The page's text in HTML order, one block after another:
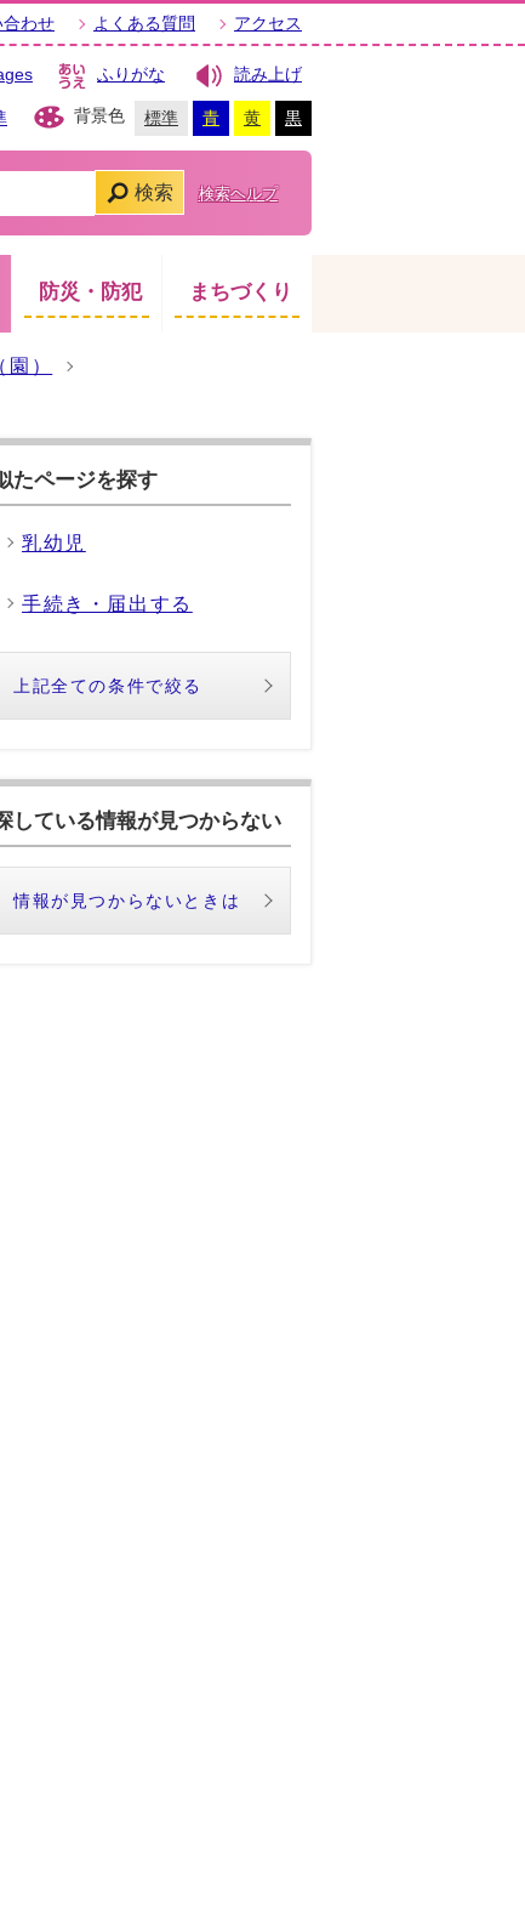
合わせ よくある質問 アクセス
ふりがな 読み上げ
背景色 標準 青 黄 黒
検索 検索ヘルプ
防災・防犯 まちづくり
）
たページを探す
乳幼児
手続き・届出する
上記全ての条件で絞る
している情報が見つからない
情報が見つからないときは